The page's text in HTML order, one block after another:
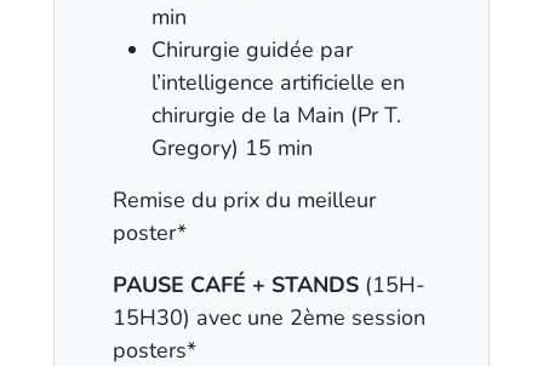
min
Chirurgie guidée par
l’intelligence artificielle en
chirurgie de la Main (Pr T.
Gregory) 15 min
Remise du prix du meilleur
poster*
PAUSE CAFÉ + STANDS (15H-
15H30) avec une 2ème session
posters*